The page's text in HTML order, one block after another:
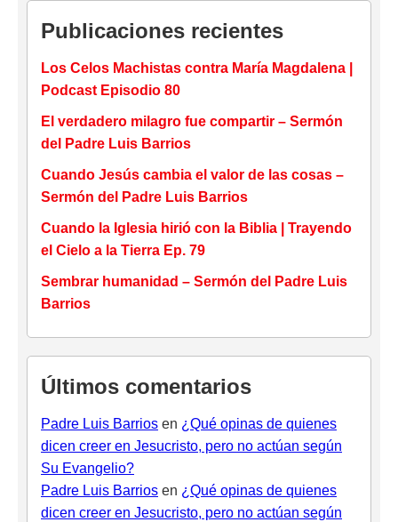
Publicaciones recientes
Los Celos Machistas contra María Magdalena |
Podcast Episodio 80
El verdadero milagro fue compartir – Sermón
del Padre Luis Barrios
Cuando Jesús cambia el valor de las cosas –
Sermón del Padre Luis Barrios
Cuando la Iglesia hirió con la Biblia | Trayendo
el Cielo a la Tierra Ep. 79
Sembrar humanidad – Sermón del Padre Luis
Barrios
Últimos comentarios
Padre Luis Barrios en ¿Qué opinas de quienes
dicen creer en Jesucristo, pero no actúan según
Su Evangelio?
Padre Luis Barrios en ¿Qué opinas de quienes
dicen creer en Jesucristo, pero no actúan según